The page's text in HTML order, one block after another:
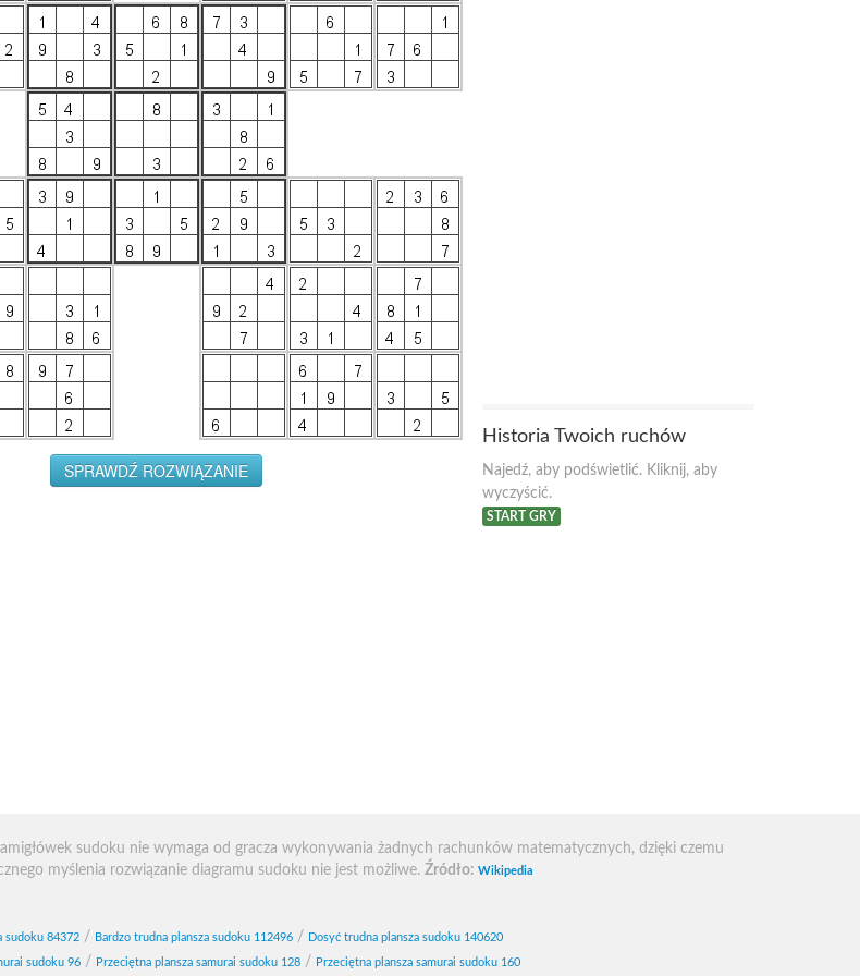
Historia Twoich ruchów
Najedź, aby podświetlić. Kliknij, aby
wyczyścić.
START GRY
sudoku nie wymaga od gracza wykonywania żadnych rachunków matematycznych, dzięki czemu
myślenia rozwiązanie diagramu sudoku nie jest możliwe. Źródło: Wikipedia
sudoku 84372 / Bardzo trudna plansza sudoku 112496 / Dosyć trudna plansza sudoku 140620
sudoku 96 / Przeciętna plansza samurai sudoku 128 / Przeciętna plansza samurai sudoku 160